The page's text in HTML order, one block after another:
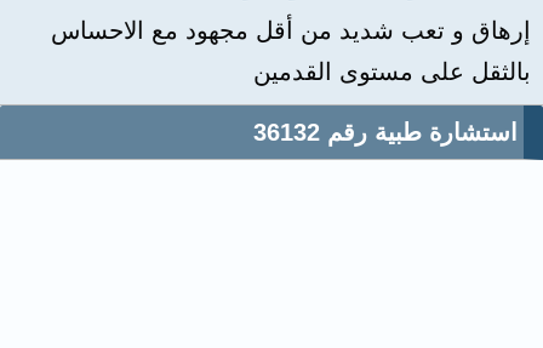
إرهاق و تعب شديد من أقل مجهود مع الاحساس
بالثقل على مستوى القدمين
استشارة طبية رقم 36132